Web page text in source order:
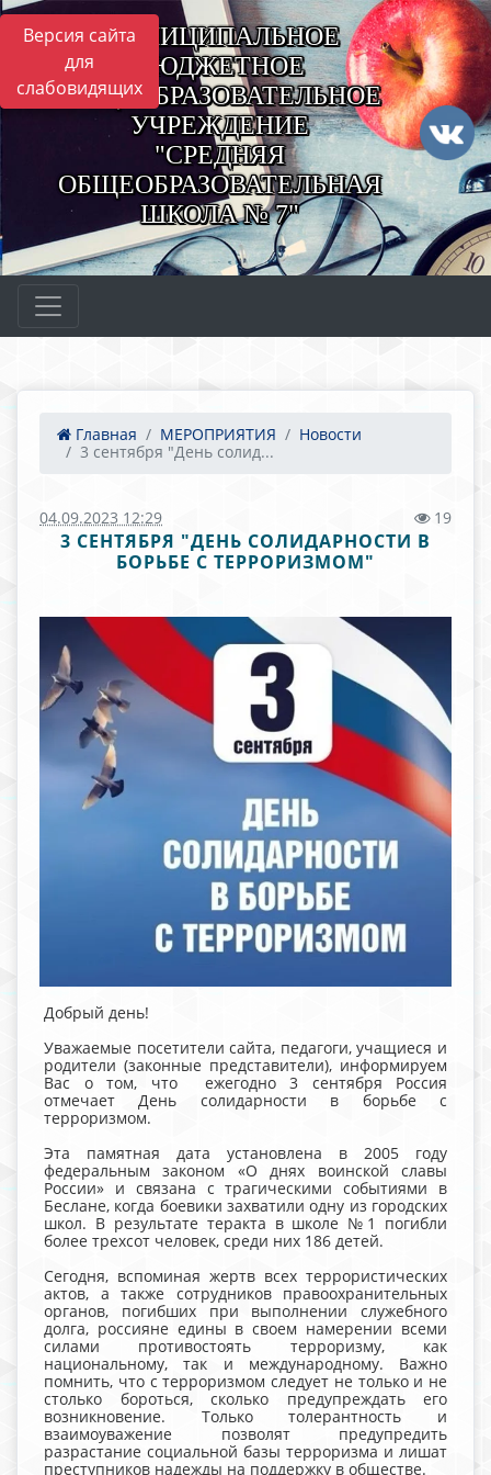
Версия сайта
для
слабовидящих
МУНИЦИПАЛЬНОЕ
БЮДЖЕТНОЕ
ОБЩЕОБРАЗОВАТЕЛЬНОЕ
УЧРЕЖДЕНИЕ
"СРЕДНЯЯ
ОБЩЕОБРАЗОВАТЕЛЬНАЯ
ШКОЛА № 7"
Главная МЕРОПРИЯТИЯ
Новости
3 сентября "День солид...
04.09.2023 12:29 19
3 СЕНТЯБРЯ "ДЕНЬ СОЛИДАРНОСТИ В
БОРЬБЕ С ТЕРРОРИЗМОМ"
Добрый день!
Уважаемые посетители сайта, педагоги, учащиеся и
родители (законные представители), информируем
Вас о том, что ежегодно 3 сентября Россия
отмечает День солидарности в борьбе с
терроризмом.
Эта памятная дата установлена в 2005 году
федеральным законом «О днях воинской славы
России» и связана с трагическими событиями в
Беслане, когда боевики захватили одну из городских
школ. В результате теракта в школе №1 погибли
более трехсот человек, среди них 186 детей.
Сегодня, вспоминая жертв всех террористических
актов, а также сотрудников правоохранительных
органов, погибших при выполнении служебного
долга, россияне едины в своем намерении всеми
силами противостоять терроризму, как
национальному, так и международному. Важно
помнить, что с терроризмом следует не только и не
столько бороться, сколько предупреждать его
возникновение. Только толерантность и
взаимоуважение позволят предупредить
разрастание социальной базы терроризма и лишат
преступников надежды на поддержку в обществе.